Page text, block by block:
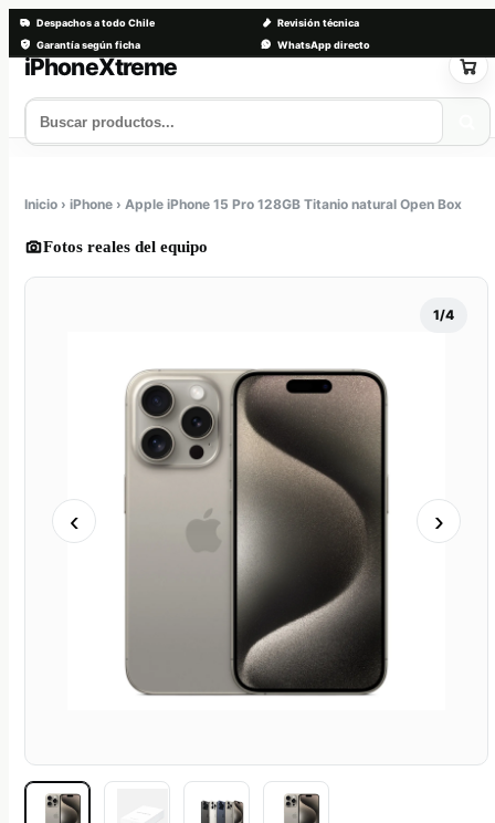
Despachos a todo Chile
Revisión técnica
Garantía según ficha
WhatsApp directo
Saltar
contenido
Inicio › iPhone › Apple iPhone 15 Pro 128GB Titanio natural Open Box
Fotos reales del equipo
‹ ›
1/4